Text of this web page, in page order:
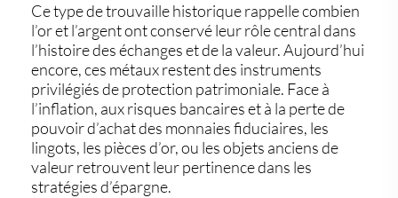
Ce type de trouvaille historique rappelle combien
l’or et l’argent ont conservé leur rôle central dans
l’histoire des échanges et de la valeur. Aujourd’hui
encore, ces métaux restent des instruments
privilégiés de protection patrimoniale. Face à
l’inflation, aux risques bancaires et à la perte de
pouvoir d’achat des monnaies fiduciaires, les
lingots, les pièces d’or, ou les objets anciens de
valeur retrouvent leur pertinencedans les
stratégies d’épargne.